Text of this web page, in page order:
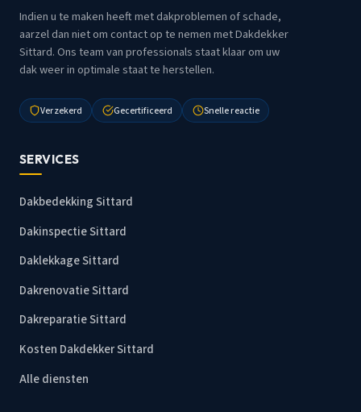
Indien u te maken heeft met dakproblemen of schade,
aarzel dan niet om contact op te nemen met Dakdekker
Sittard. Ons team van professionals staat klaar om uw
dak weer in optimale staat te herstellen.
Verzekerd Gecertificeerd Snelle reactie
SERVICES
Dakbedekking Sittard
Dakinspectie Sittard
Daklekkage Sittard
Dakrenovatie Sittard
Dakreparatie Sittard
Kosten Dakdekker Sittard
Alle diensten